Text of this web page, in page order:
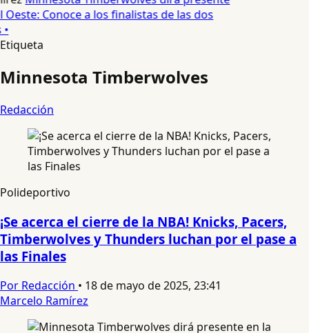
Conoce a los finalistas de las dos
Etiqueta
Minnesota Timberwolves
Redacción
Polideportivo
¡Se acerca el cierre de la NBA! Knicks, Pacers,
Timberwolves y Thunders luchan por el pase a
las Finales
Por Redacción • 18 de mayo de 2025, 23:41
Marcelo Ramírez